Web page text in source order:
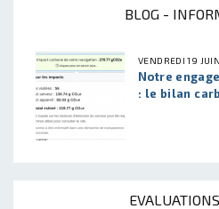
BLOG -
VENDREDI 19
Notre
: le bilan